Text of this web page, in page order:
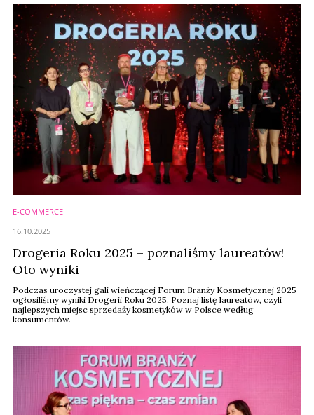
E-COMMERCE
Drogeria Roku 2025 – poznaliśmy laureatów!
Oto wyniki
Podczas uroczystej gali wieńczącej Forum Branży Kosmetycznej 2025
ogłosiliśmy wyniki Drogerii Roku 2025. Poznaj listę laureatów, czyli
najlepszych miejsc sprzedaży kosmetyków w Polsce według
konsumentów.
16.10.2025